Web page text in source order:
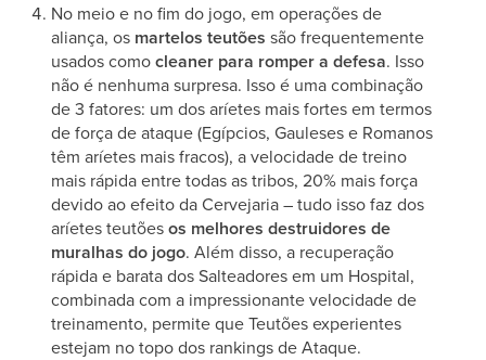
No meio e no fim do jogo, em operações de
aliança, os martelos teutões são frequentemente
usados comocleaner para romper a defesa. Isso
não é nenhuma surpresa. Isso é uma combinação
de 3 fatores: um dos aríetes mais fortes em termos
de força de ataque (Egípcios, Gauleses e Romanos
têm aríetes mais fracos), a velocidade de treino
mais rápida entre todas as tribos, 20% mais força
devido ao efeito da Cervejaria – tudo isso faz dos
aríetes teutõesos melhores destruidores de
muralhas do jogo. Além disso, a recuperação
rápida e barata dos Salteadores em um Hospital,
combinada com a impressionante velocidade de
treinamento, permite que Teutões experientes
estejam no topo dos rankings de Ataque.